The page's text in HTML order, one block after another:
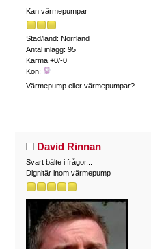
Kan värmepumpar
Stad/land: Norrland
Antal inlägg: 95
Karma +0/-0
Kön:
Värmepump eller värmepumpar?
David Rinnan
Svart bälte i frågor...
Dignitär inom värmepump